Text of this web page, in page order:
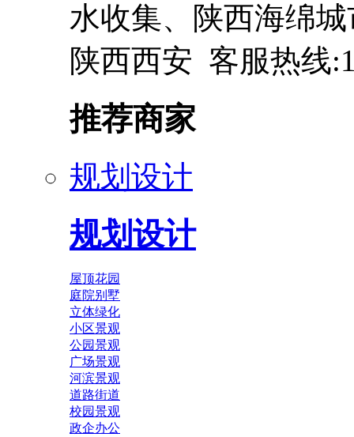
水收集、陕西海绵
陕西西安 客服热线
推荐商家
规划设计
规划设计
屋顶花园
庭院别墅
立体绿化
小区景观
公园景观
广场景观
河滨景观
道路街道
校园景观
政企办公